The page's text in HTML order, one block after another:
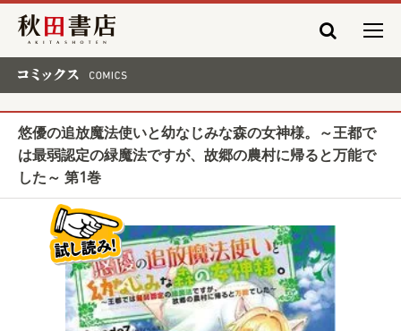
秋田書店
悠優の追放魔法使いと幼なじみな森の女神様。～王都で
は最弱認定の緑魔法ですが、故郷の農村に帰ると万能で
した～ 第1巻